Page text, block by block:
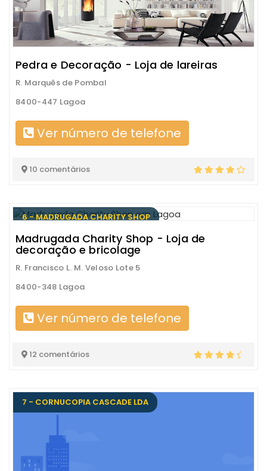
Pedra e Decoração - Loja de lareiras
R. Marquês de Pombal
8400-447 Lagoa
Ver número de telefone
10 comentários
6 - MADRUGADA CHARITY SHOP
Madrugada Charity Shop - Loja de
decoração e bricolage
R. Francisco L. M. Veloso Lote 5
8400-348 Lagoa
Ver número de telefone
12 comentários
7 - CORNUCOPIA CASCADE LDA